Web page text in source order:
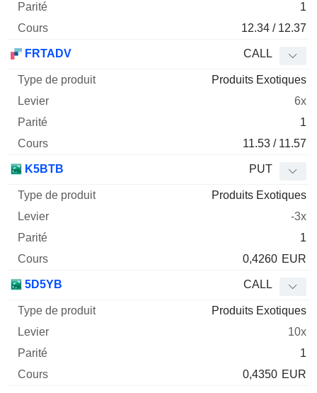
1
12.34 / 12.37
FRTADV CALL
Produits Exotiques
6x
1
11.53 / 11.57
K5BTB PUT
Produits Exotiques
-3x
1
0,4260 EUR
5D5YB CALL
Produits Exotiques
10x
1
0,4350 EUR